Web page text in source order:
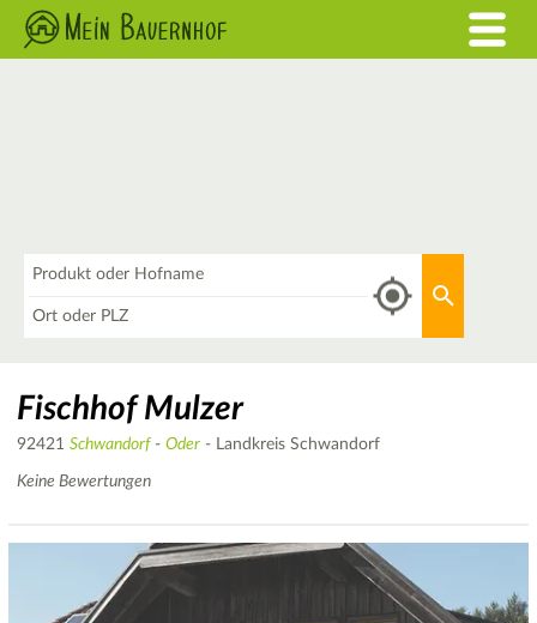
Fischhof Mulzer
92421 Schwandorf- Oder - Landkreis Schwandorf
Keine Bewertungen